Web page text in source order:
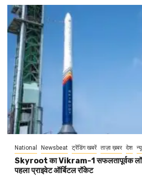
National Newsbeat ट्रेंडिंग खबरें ताज़ा ख़बर देश
Skyroot का Vikram-1 सफलतापूर्वक
पहला प्राइवेट ऑर्बिटल रॉकेट